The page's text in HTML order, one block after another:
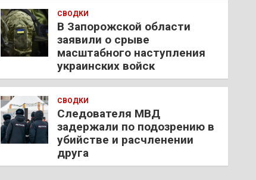
СВОДКИ
В Запорожской области
заявили о срыве
масштабного наступления
украинских войск
СВОДКИ
Следователя МВД
задержали по подозрению в
убийстве и расчленении
друга